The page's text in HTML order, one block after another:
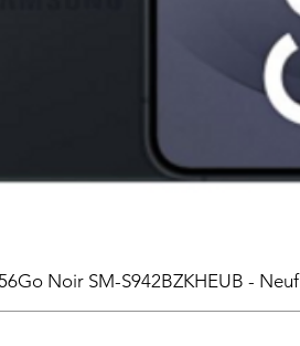
Noir SM-S942BZKHEUB - Neuf